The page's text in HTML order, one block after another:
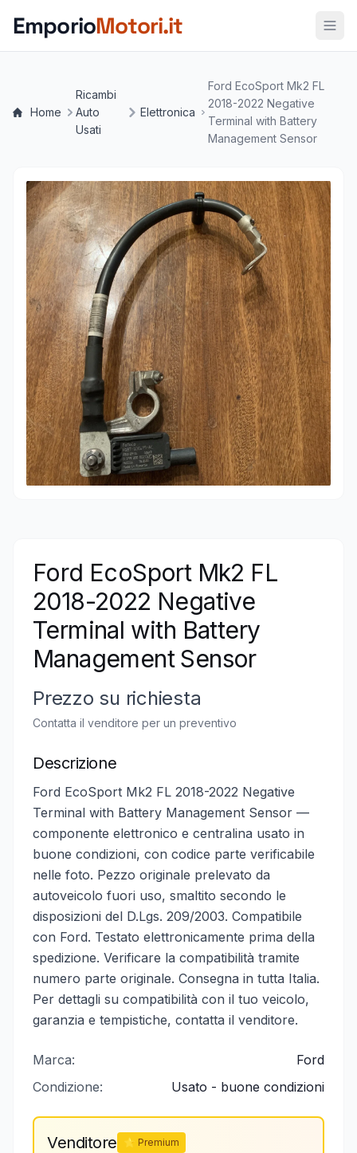
EmporioMotori.it
Home
Ricambi
Auto
Usati
Elettronica
Ford EcoSport Mk2 FL
2018-2022 Negative
Terminal with Battery
Management Sensor
Ford EcoSport Mk2 FL
2018-2022 Negative
Terminal with Battery
Management Sensor
Prezzo su richiesta
Contatta il venditore per un preventivo
Descrizione
Ford EcoSport Mk2 FL 2018-2022 Negative
Terminal with Battery Management Sensor —
componente elettronico e centralina usato in
buone condizioni, con codice parte verificabile
nelle foto. Pezzo originale prelevato da
autoveicolo fuori uso, smaltito secondo le
disposizioni del D.Lgs. 209/2003. Compatibile
con Ford. Testato elettronicamente prima della
spedizione. Verificare la compatibilità tramite
numero parte originale. Consegna in tutta Italia.
Per dettagli su compatibilità con il tuo veicolo,
garanzia e tempistiche, contatta il venditore.
Marca:
Ford
Condizione:
Usato - buone condizioni
Venditore ⭐ Premium